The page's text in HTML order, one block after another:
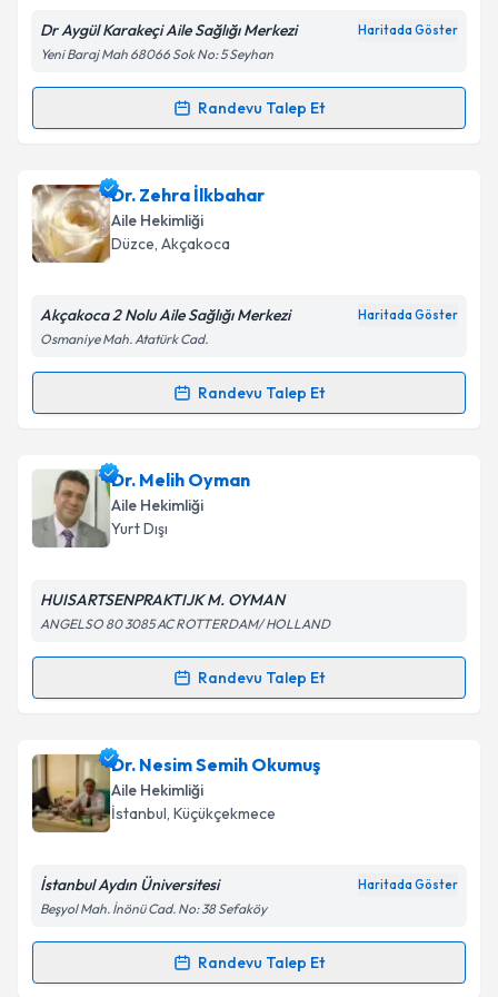
Kişisel verilerimin işlenmesine ilişkinAydınlatma
kapsamda işlenmesini kabul ediyorum.
Takvim Talebini Gönder
Dr Aygül Karakeçi Aile Sağlığı Merkezi Haritada Göster
Yeni Baraj Mah 68066 Sok No: 5 Seyhan
Randevu Talep Et
Randevu Takvimi Talebi
Uzm. Dr. Mehmet Vasfi Yücel
talebi oluşturun. Size bu uzmandan randevu almanız
için bir takvim hazırlandığında e-posta ile
bilgilendireceğiz.
Kişisel verilerimin işlenmesine ilişkinAydınlatma
kapsamda işlenmesini kabul ediyorum.
Dr. Zehra İlkbahar
Aile Hekimliği
Düzce, Akçakoca
Akçakoca 2 Nolu Aile Sağlığı Merkezi Haritada Göster
Osmaniye Mah. Atatürk Cad.
Randevu Talep Et
Randevu Takvimi Talebi
Dr. Zehra İlkbahariçin randevu takvimi talebi
oluşturun. Size bu uzmandan randevu almanız için bir
takvim hazırlandığında e-posta ile bilgilendireceğiz.
Kişisel verilerimin işlenmesine ilişkin
Metni'ni okudum ve kişisel verilerimin belirtilen
Takvim Talebini Gönder
Dr. Melih Oyman
Aile Hekimliği
Yurt Dışı
HUISARTSENPRAKTIJK M. OYMAN
ANGELSO 80 3085 AC ROTTERDAM/ HOLLAND
Randevu Talep Et
Randevu Takvimi Talebi
Dr. Melih Oymaniçin randevu takvimi talebi
oluşturun. Size bu uzmandan randevu almanız için bir
takvim hazırlandığında e-posta ile bilgilendireceğiz.
Kişisel verilerimin işlenmesine ilişkin
Metni'ni okudum ve kişisel verilerimin belirtilen
Dr. Nesim Semih Okumuş
Aile Hekimliği
İstanbul, Küçükçekmece
İstanbul Aydın Üniversitesi Haritada Göster
Beşyol Mah. İnönü Cad. No: 38 Sefaköy
Randevu Talep Et
Randevu Takvimi Talebi